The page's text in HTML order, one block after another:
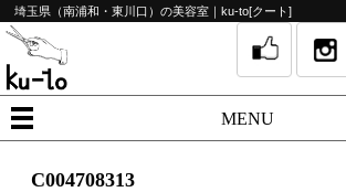
埼玉県（南浦和・東川口）の美容室｜ku-to[クート]
MENU
C004708313